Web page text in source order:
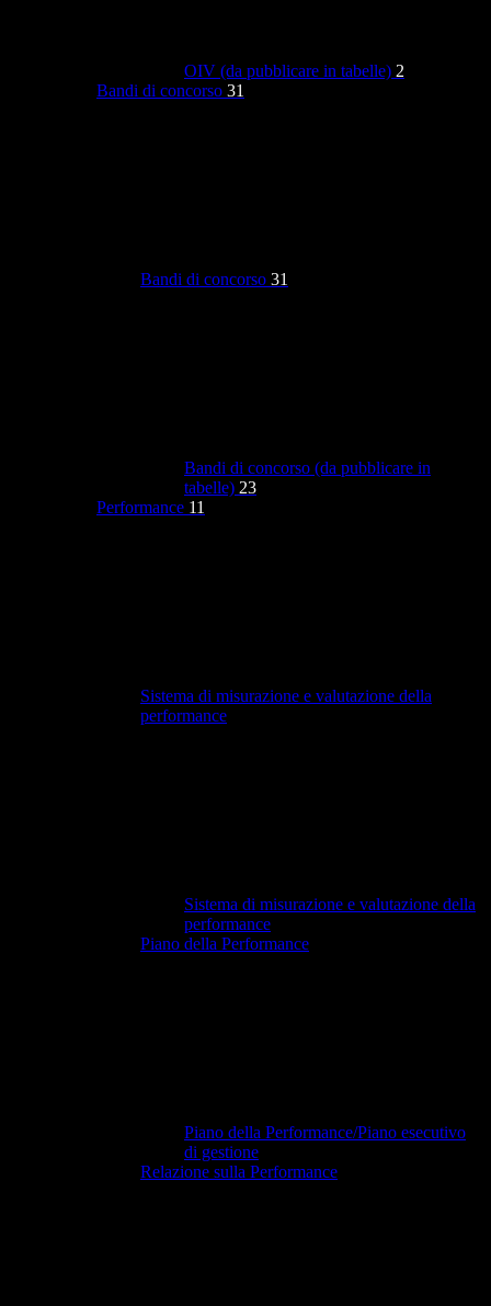
OIV (da pubblicare in tabelle) 2
Bandi di concorso 31
Bandi di concorso 31
Bandi di concorso (da pubblicare in
tabelle) 23
Performance 11
Sistema di misurazione e valutazione della
performance
Sistema di misurazione e valutazione della
performance
Piano della Performance
Piano della Performance/Piano esecutivo
di gestione
Relazione sulla Performance